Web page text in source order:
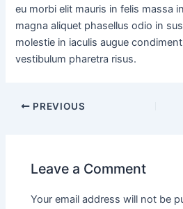
eu morbi elit mauris in felis massa
magna aliquet phasellus odio in
molestie in iaculis augue
vestibulum pharetra risus.
PREVIOUS
Leave a Comment
Your email address will not be